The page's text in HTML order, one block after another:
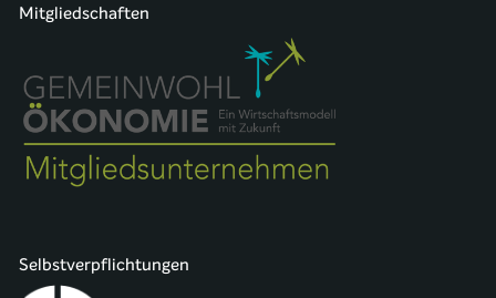
Mitgliedschaften
Selbstverpflichtungen